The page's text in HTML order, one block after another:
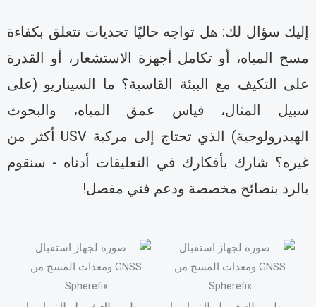
سؤال لك: هل تواجه حاليًا تحديات تتعلق بكفاءة
المياه، أو تكامل أجهزة الاستشعار، أو القدرة
التكيف مع البيئة القاسية؟ ما السيناريو (على
المثال، قياس عمق المياه، والبحوث
الهيدرولوجية) الذي تحتاج إلى مركبة USV أكثر من
شارك بأفكارك في التعليقات أدناه - سنقوم
بنصائح مخصصة ودعم فني مفصل!